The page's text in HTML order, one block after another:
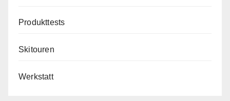
Produkttests
Skitouren
Werkstatt